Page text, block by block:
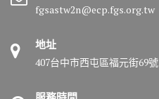
fgsastw2n@ecp.fgs.org.tw
地址
407台中市西屯區福元街69號